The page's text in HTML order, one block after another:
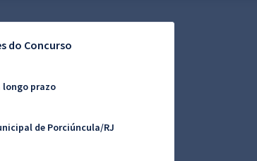
do Concurso
longo prazo
de Porciúncula/RJ